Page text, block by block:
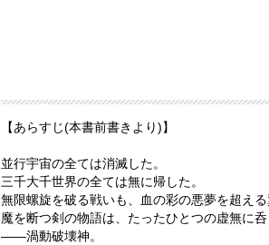
【あらすじ(本書前書きより)】
並行宇宙の全ては消滅した。
三千大千世界の全ては無に帰した。
無限螺旋を破る戦いも、血の彩の悪夢を超え
魔を断つ剣の物語は、たったひとつの虚無に呑
――渦動破壊神。